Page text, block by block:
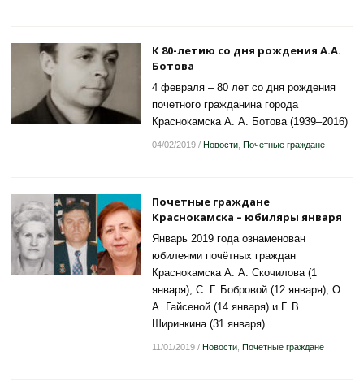
К 80-летию со дня рождения А.А.
Ботова
4 февраля – 80 лет со дня рождения
почетного гражданина города
Краснокамска А. А. Ботова (1939–2016)
04/02/2019/ Новости, Почетные граждане
Почетные граждане
Краснокамска – юбиляры января
Январь 2019 года ознаменован
юбилеями почётных граждан
Краснокамска А. А. Скочилова (1
января), С. Г. Бобровой (12 января), О.
А. Гайсеной (14 января) и Г. В.
Ширинкина (31 января).
11/01/2019/ Новости, Почетные граждане